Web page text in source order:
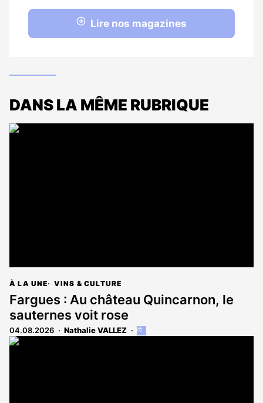
Lire nos magazines
DANS LA MÊME RUBRIQUE
À LA UNE VINS & CULTURE
Fargues : Au château Quincarnon, le
sauternes voit rose
04.08.2026 Nathalie VALLEZ
Cet